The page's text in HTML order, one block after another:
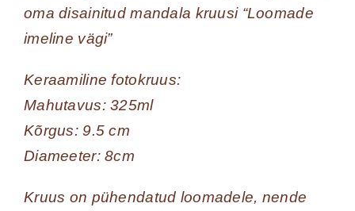
oma disainitud mandala kruusi “Loomade
imeline vägi”
Keraamiline fotokruus:
Mahutavus: 325ml
Kõrgus: 9.5 cm
Diameeter: 8cm
Kruus on pühendatud loomadele, nende